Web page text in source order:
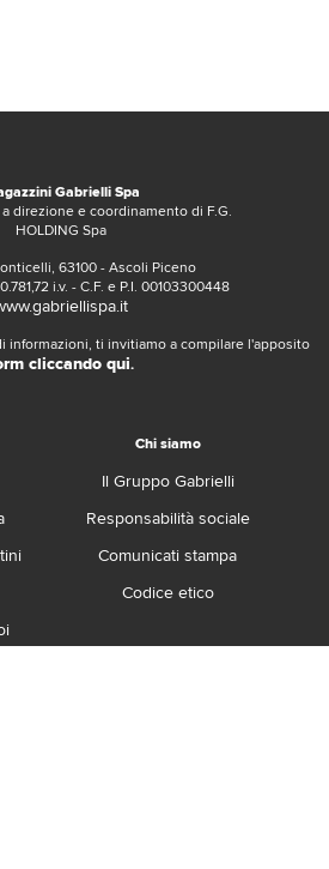
Gabrielli Spa
direzione e coordinamento di F.G.
HOLDING Spa
63100 - Ascoli Piceno
i.v. - C.F. e P.I. 00103300448
informazioni, ti invitiamo a compilare l'apposito
cliccando qui.
Chi siamo
Il Gruppo Gabrielli
Responsabilità sociale
Comunicati stampa
Codice etico